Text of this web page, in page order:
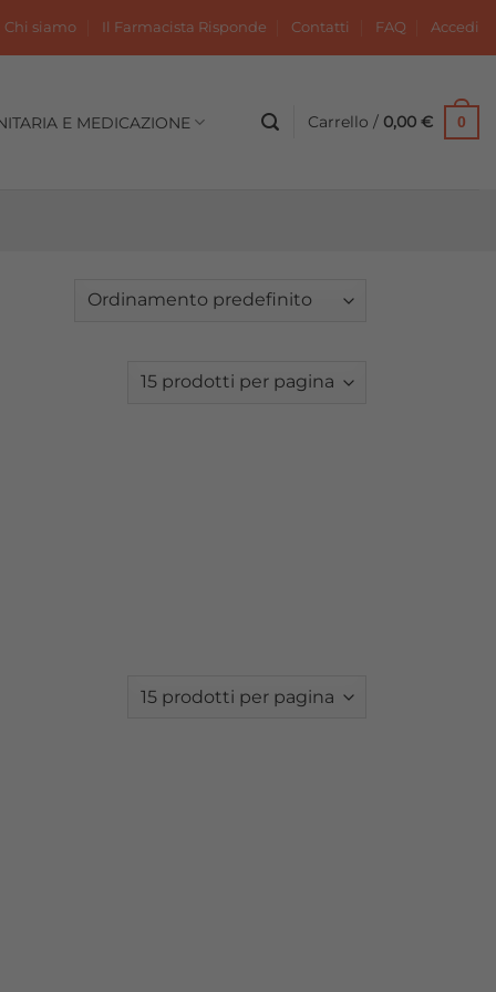
Chi siamo Il Farmacista Risponde Contatti FAQ Accedi
E MEDICAZIONE Carrello / 0,00€ 0